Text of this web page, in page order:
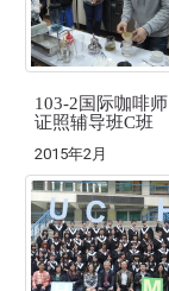
103-2国际咖啡师
证照辅导班C班
2015年2月